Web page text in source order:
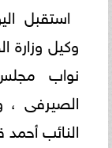
استقبل
وكيل وزارة
نواب
الصيرفى ،
النائب أحمد